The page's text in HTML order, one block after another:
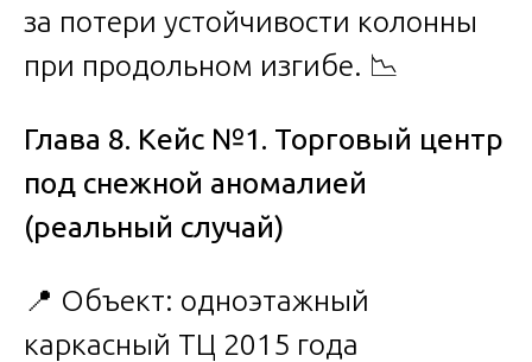
за потери устойчивости колонны
при продольном изгибе. 📉
Глава 8. Кейс №1. Торговый центр
под снежной аномалией
(реальный случай)
📍 Объект: одноэтажный
каркасный ТЦ 2015 года